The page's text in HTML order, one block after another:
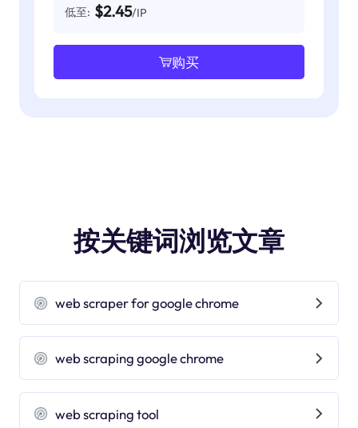
低至: $2.45/IP
购买
按关键词浏览文章
web scraper for google chrome
web scraping google chrome
web scraping tool